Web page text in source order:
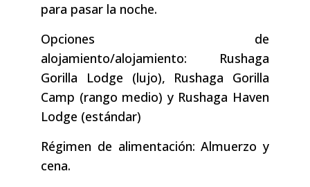
para pasar la noche.
Opciones de
alojamiento/alojamiento: Rushaga
Gorilla Lodge (lujo), Rushaga Gorilla
Camp (rango medio) y Rushaga Haven
Lodge (estándar)
Régimen de alimentación: Almuerzo y
cena.